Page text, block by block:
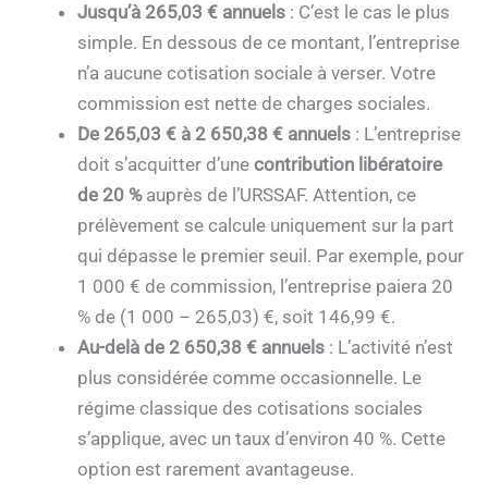
Jusqu’à 265,03 € annuels : C’est le cas le plus
simple. En dessous de ce montant, l’entreprise
n’a aucune cotisation sociale à verser. Votre
commission est nette de charges sociales.
De 265,03 € à 2 650,38 € annuels : L’entreprise
doit s’acquitter d’une contribution libératoire
de 20 %auprès de l’URSSAF. Attention, ce
prélèvement se calcule uniquement sur la part
qui dépasse le premier seuil. Par exemple, pour
1 000 € de commission, l’entreprise paiera 20
% de (1 000 – 265,03) €, soit 146,99 €.
Au-delà de 2 650,38 € annuels : L’activité n’est
plus considérée comme occasionnelle. Le
régime classique des cotisations sociales
s’applique, avec un taux d’environ 40 %. Cette
option est rarement avantageuse.